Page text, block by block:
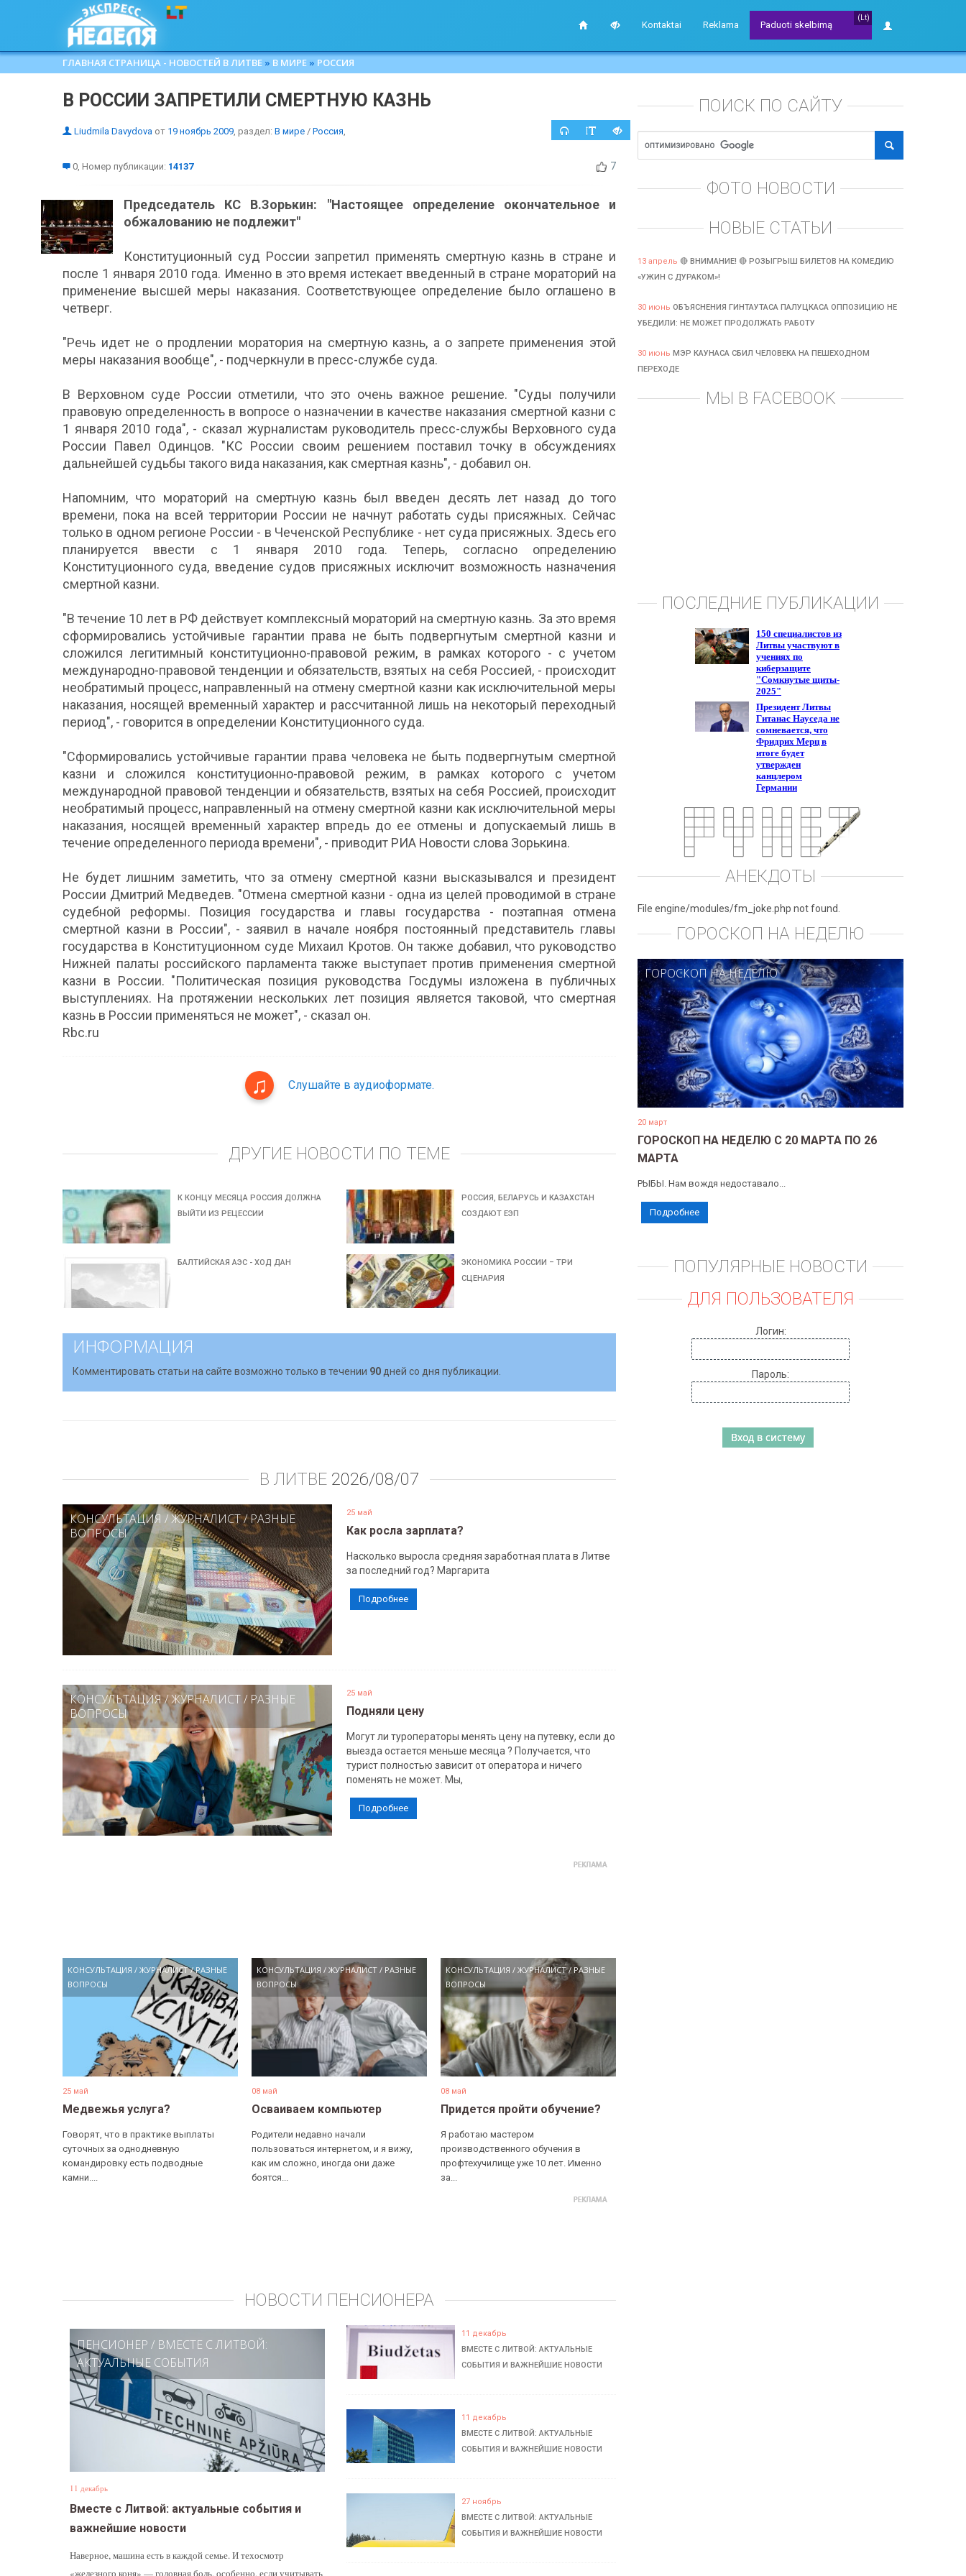
Kontaktai Reklama
(Lt)
Paduoti skelbimą
ГЛАВНАЯ СТРАНИЦА - НОВОСТЕЙ В ЛИТВЕ » В МИРЕ » РОССИЯ
В РОССИИ ЗАПРЕТИЛИ СМЕРТНУЮ КАЗНЬ
Liudmila Davydova от 19 ноябрь 2009, раздел: В мире / Россия,
0, Номер публикации: 14137 7
Председатель КС В.Зорькин: "Настоящее определение окончательное и
обжалованию не подлежит"
Конституционный суд России запретил применять смертную казнь в стране и
после 1 января 2010 года. Именно в это время истекает введенный в стране мораторий на
применение высшей меры наказания. Соответствующее определение было оглашено в
четверг.
"Речь идет не о продлении моратория на смертную казнь, а о запрете применения этой
меры наказания вообще", - подчеркнули в пресс-службе суда.
В Верховном суде России отметили, что это очень важное решение. "Суды получили
правовую определенность в вопросе о назначении в качестве наказания смертной казни с
1 января 2010 года", - сказал журналистам руководитель пресс-службы Верховного суда
России Павел Одинцов. "КС России своим решением поставил точку в обсуждениях
дальнейшей судьбы такого вида наказания, как смертная казнь", - добавил он.
Напомним, что мораторий на смертную казнь был введен десять лет назад до того
времени, пока на всей территории России не начнут работать суды присяжных. Сейчас
только в одном регионе России - в Чеченской Республике - нет суда присяжных. Здесь его
планируется ввести с 1 января 2010 года. Теперь, согласно определению
Конституционного суда, введение судов присяжных исключит возможность назначения
смертной казни.
"В течение 10 лет в РФ действует комплексный мораторий на смертную казнь. За это время
сформировались устойчивые гарантии права не быть подвергнутым смертной казни и
сложился легитимный конституционно-правовой режим, в рамках которого - с учетом
международно-правовой тенденции и обязательств, взятых на себя Россией, - происходит
необратимый процесс, направленный на отмену смертной казни как исключительной меры
наказания, носящей временный характер и рассчитанной лишь на некоторый переходный
период", - говорится в определении Конституционного суда.
"Сформировались устойчивые гарантии права человека не быть подвергнутым смертной
казни и сложился конституционно-правовой режим, в рамках которого с учетом
международной правовой тенденции и обязательств, взятых на себя Россией, происходит
необратимый процесс, направленный на отмену смертной казни как исключительной меры
наказания, носящей временный характер впредь до ее отмены и допускаемый лишь в
течение определенного периода времени", - приводит РИА Новости слова Зорькина.
Не будет лишним заметить, что за отмену смертной казни высказывался и президент
России Дмитрий Медведев. "Отмена смертной казни - одна из целей проводимой в стране
судебной реформы. Позиция государства и главы государства - поэтапная отмена
смертной казни в России", - заявил в начале ноября постоянный представитель главы
государства в Конституционном суде Михаил Кротов. Он также добавил, что руководство
Нижней палаты российского парламента также выступает против применения смертной
казни в России. "Политическая позиция руководства Госдумы изложена в публичных
выступлениях. На протяжении нескольких лет позиция является таковой, что смертная
казнь в России применяться не может", - сказал он.
Rbc.ru
Слушайте в аудиоформате.
ДРУГИЕ НОВОСТИ ПО ТЕМЕ
К КОНЦУ МЕСЯЦА РОССИЯ ДОЛЖНА
ВЫЙТИ ИЗ РЕЦЕССИИ
РОССИЯ, БЕЛАРУСЬ И КАЗАХСТАН
СОЗДАЮТ ЕЭП
БАЛТИЙСКАЯ АЭС - ХОД ДАН
ЭКОНОМИКА РОССИИ – ТРИ
СЦЕНАРИЯ
ИНФОРМАЦИЯ
Комментировать статьи на сайте возможно только в течении 90 дней со дня публикации.
В ЛИТВЕ 2026/08/07
КОНСУЛЬТАЦИЯ /ЖУРНАЛИСТ/РАЗНЫЕ
ВОПРОСЫ
25 май
Как росла зарплата?
Насколько выросла средняя заработная плата в Литве
за последний год? Маргарита
Подробнее
КОНСУЛЬТАЦИЯ/ЖУРНАЛИСТ/ РАЗНЫЕ
ВОПРОСЫ
25 май
Подняли цену
Могут ли туроператоры менять цену на путевку, если до
выезда остается меньше месяца ? Получается, что
турист полностью зависит от оператора и ничего
поменять не может. Мы,
Подробнее
КОНСУЛЬТАЦИЯ / ЖУРНАЛИСТ/РАЗНЫЕ
ВОПРОСЫ
25 май
Медвежья услуга?
Говорят, что в практике выплаты
суточных за однодневную
командировку есть подводные
камни....
КОНСУЛЬТАЦИЯ /ЖУРНАЛИСТ / РАЗНЫЕ
ВОПРОСЫ
08 май
Осваиваем компьютер
Родители недавно начали
пользоваться интернетом, и я вижу,
как им сложно, иногда они даже
боятся...
КОНСУЛЬТАЦИЯ /ЖУРНАЛИСТ/ РАЗНЫЕ
ВОПРОСЫ
08 май
Придется пройти обучение?
Я работаю мастером
производственного обучения в
профтехучилище уже 10 лет. Именно
за...
НОВОСТИ ПЕНСИОНЕРА
ПЕНСИОНЕР / ВМЕСТЕ С ЛИТВОЙ:
АКТУАЛЬНЫЕ СОБЫТИЯ
11 декабрь
Вместе с Литвой: актуальные события и
важнейшие новости
Наверное, машина есть в каждой семье. И техосмотр
«железного коня» — головная боль, особенно, если учитывать
11 декабрь
ВМЕСТЕ С ЛИТВОЙ: АКТУАЛЬНЫЕ
СОБЫТИЯ И ВАЖНЕЙШИЕ НОВОСТИ
11 декабрь
ВМЕСТЕ С ЛИТВОЙ: АКТУАЛЬНЫЕ
СОБЫТИЯ И ВАЖНЕЙШИЕ НОВОСТИ
27 ноябрь
ВМЕСТЕ С ЛИТВОЙ: АКТУАЛЬНЫЕ
СОБЫТИЯ И ВАЖНЕЙШИЕ НОВОСТИ
ПОИСК ПО САЙТУ
ФОТО НОВОСТИ
НОВЫЕ СТАТЬИ
13 апрель 🔴 ВНИМАНИЕ! 🔴 РОЗЫГРЫШ БИЛЕТОВ НА КОМЕДИЮ
«УЖИН С ДУРАКОМ»!
30 июнь ОБЪЯСНЕНИЯ ГИНТАУТАСА ПАЛУЦКАСА ОППОЗИЦИЮ НЕ
УБЕДИЛИ: НЕ МОЖЕТ ПРОДОЛЖАТЬ РАБОТУ
30 июнь МЭР КАУНАСА СБИЛ ЧЕЛОВЕКА НА ПЕШЕХОДНОМ
ПЕРЕХОДЕ
МЫ В FACEBOOK
ПОСЛЕДНИЕ ПУБЛИКАЦИИ
АНЕКДОТЫ
File engine/modules/fm_joke.php not found.
ГОРОСКОП НА НЕДЕЛЮ
ГОРОСКОП НА НЕДЕЛЮ
20 март
ГОРОСКОП НА НЕДЕЛЮ С 20 МАРТА ПО 26
МАРТА
РЫБЫ. Нам вождя недоставало...
Подробнее
ПОПУЛЯРНЫЕ НОВОСТИ
ДЛЯ ПОЛЬЗОВАТЕЛЯ
Логин:
Пароль: